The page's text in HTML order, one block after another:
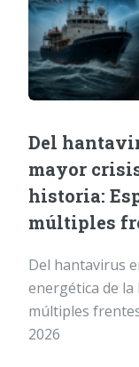
Del
mayor
historia:
múltiples
Del hantavirus
energética de la
múltiples
2026